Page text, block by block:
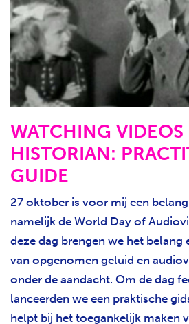
WATCHING VIDEOS
HISTORIAN:
GUIDE
27 oktober is voor mij een
namelijk de World Day of
deze dag brengen we het belang
van opgenomen geluid en
onder de aandacht. Om de dag
lanceerden we een praktische
helpt bij het toegankelijk maken